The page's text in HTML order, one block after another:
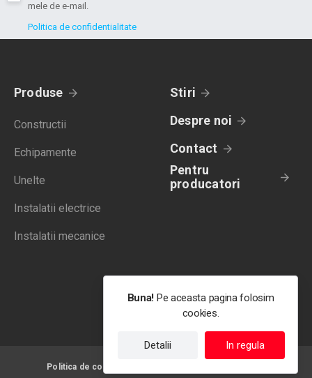
mele de e-mail.
Politica de confidentialitate
Produse
Constructii
Echipamente
Unelte
Instalatii electrice
Instalatii mecanice
Stiri
Despre noi
Contact
Pentru
producatori
Politica de confidentialitate
Buna! Pe aceasta pagina folosim
cookies.
Detalii In regula